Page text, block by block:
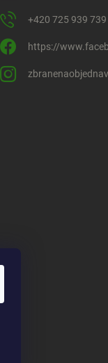
+420 725 939 739
https://